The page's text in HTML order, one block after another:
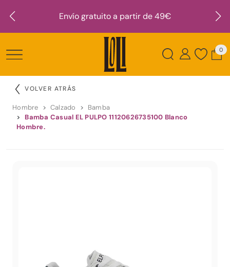
Envío gratuito a partir de 49€
0
VOLVER ATRÁS
Hombre Calzado
Bamba
Bamba Casual EL PULPO 11120626735100 Blanco
Hombre.